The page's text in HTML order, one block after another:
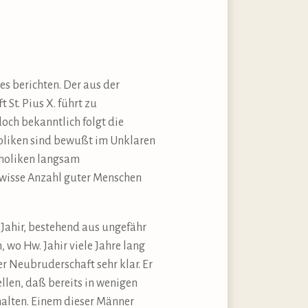
berichten. Der aus der
St. Pius X. führt zu
bekanntlich folgt die
sind bewußt im Unklaren
langsam
Anzahl guter Menschen
bestehend aus ungefähr
Hw. Jahir viele Jahre lang
Neubruderschaft sehr klar. Er
daß bereits in wenigen
Einem dieser Männer